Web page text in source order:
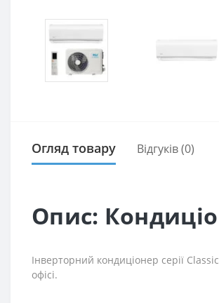
Огляд товару Відгуків (0)
Опис:
Інверторний кондиціонер серії
офісі.